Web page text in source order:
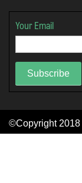
Your Email
Subscribe
©Copyright 2018